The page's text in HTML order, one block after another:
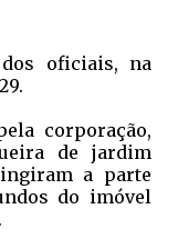
oficiais, na
corporação,
de jardim
a parte
do imóvel